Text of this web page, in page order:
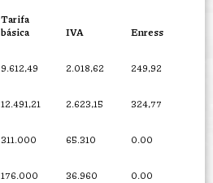
Tarifa
básica
IVA Enress
9.612,49 2.018,62 249,92
12.491,21 2.623,15 324,77
311.000 65.310 0.00
176.000 36.960 0.00